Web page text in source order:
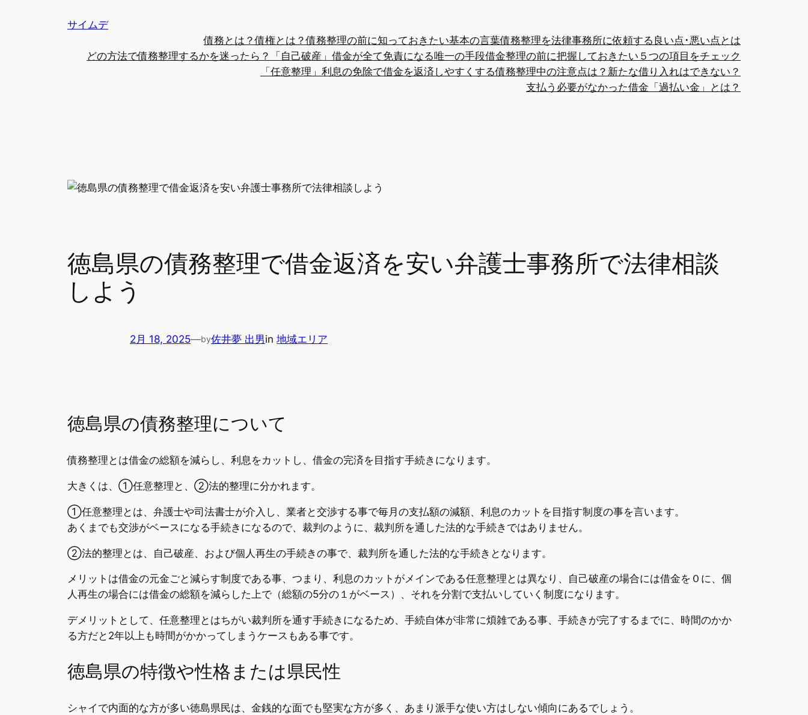
サイムデ
債務とは？債権とは？債務整理の前に知っておきたい基本の言葉債務整理を法律事務所に依頼する良い点･悪い点とは
どの方法で債務整理するかを迷ったら？
「自己破産」借金が全て免責になる唯一の手段借金整理の前に把握しておきたい５つの項目をチェック
「任意整理」利息の免除で借金を返済しやすくする債務整理中の注意点は？新たな借り入れはできない？
支払う必要がなかった借金「過払い金」とは？
徳島県の債務整理で借金返済を安い弁護士事務所で法律相談
しよう
2月 18, 2025—by佐井夢 出男in 地域エリア
徳島県の債務整理について
債務整理とは借金の総額を減らし、利息をカットし、借金の完済を目指す手続きになります。
大きくは、①任意整理と、②法的整理に分かれます。
①任意整理とは、弁護士や司法書士が介入し、業者と交渉する事で毎月の支払額の減額、利息のカットを目指す制度の事を言います。
あくまでも交渉がベースになる手続きになるので、裁判のように、裁判所を通した法的な手続きではありません。
➁法的整理とは、自己破産、および個人再生の手続きの事で、裁判所を通した法的な手続きとなります。
メリットは借金の元金ごと減らす制度である事、つまり、利息のカットがメインである任意整理とは異なり、自己破産の場合には借金を０に、個
人再生の場合には借金の総額を減らした上で（総額の5分の１がベース）、それを分割で支払いしていく制度になります。
デメリットとして、任意整理とはちがい裁判所を通す手続きになるため、手続自体が非常に煩雑である事、手続きが完了するまでに、時間のかか
る方だと2年以上も時間がかかってしまうケースもある事です。
徳島県の特徴や性格または県民性
シャイで内面的な方が多い徳島県民は、金銭的な面でも堅実な方が多く、あまり派手な使い方はしない傾向にあるでしょう。